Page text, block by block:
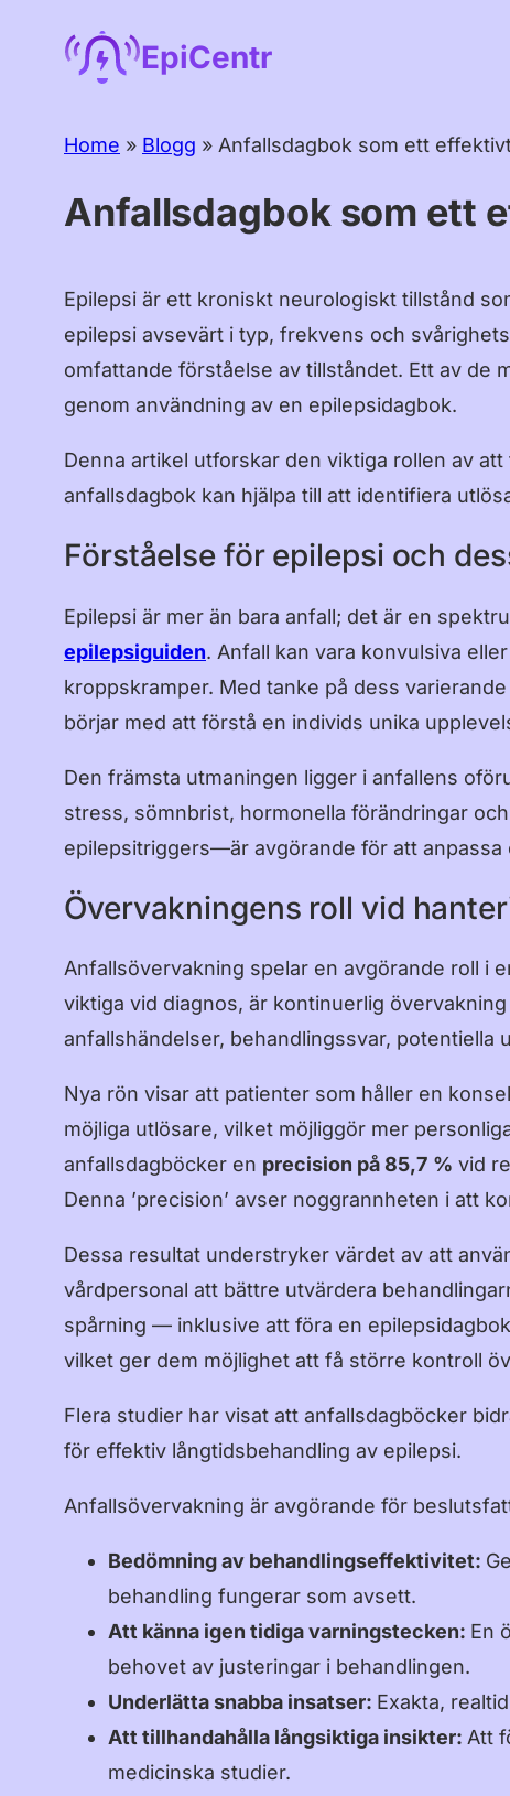
EpiCentr
Home » Blogg » Anfallsdagbok som ett
Anfallsdagbok som ett
Epilepsi är ett kroniskt neurologiskt tillstånd
epilepsi avsevärt i typ, frekvens och
omfattande förståelse av tillståndet. Ett av de
genom användning av en epilepsidagbok.
Denna artikel utforskar den viktiga rollen av
anfallsdagbok kan hjälpa till att identifiera
Förståelse för epilepsi och
Epilepsi är mer än bara anfall; det är en
epilepsiguiden. Anfall kan vara konvulsiva
kroppskramper. Med tanke på dess
börjar med att förstå en individs unika
Den främsta utmaningen ligger i anfallens
stress, sömnbrist, hormonella förändringar
epilepsitriggers—är avgörande för att anpassa
Övervakningens roll vid
Anfallsövervakning spelar en avgörande roll i
viktiga vid diagnos, är kontinuerlig
anfallshändelser, behandlingssvar, potentiella
Nya rön visar att patienter som håller en
möjliga utlösare, vilket möjliggör mer
anfallsdagböcker en precision på 85,7 % vid
Denna ’precision’ avser noggrannheten i att
Dessa resultat understryker värdet av att
vårdpersonal att bättre utvärdera
spårning — inklusive att föra en
vilket ger dem möjlighet att få större kontroll
Flera studier har visat att anfallsdagböcker
för effektiv långtidsbehandling av epilepsi.
Anfallsövervakning är avgörande för
Bedömning av behandlingseffektivitet:
behandling fungerar som avsett.
Att känna igen tidiga varningstecken: En
behovet av justeringar i behandlingen.
Underlätta snabba insatser: Exakta,
Att tillhandahålla långsiktiga insikter: Att
medicinska studier.